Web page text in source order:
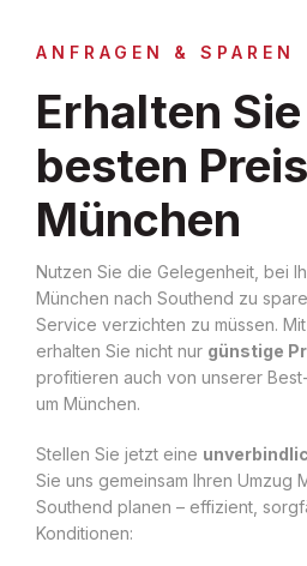
ANFRAGEN & SPAREN
Erhalten
besten
München
Nutzen Sie die Gelegenheit, bei
München nach Southend zu
Service verzichten zu müssen.
erhalten Sie nicht nur günstige
profitieren auch von unserer
um München.
Stellen Sie jetzt eine
Sie uns gemeinsam Ihren Umzug
Southend planen – effizient,
Konditionen: